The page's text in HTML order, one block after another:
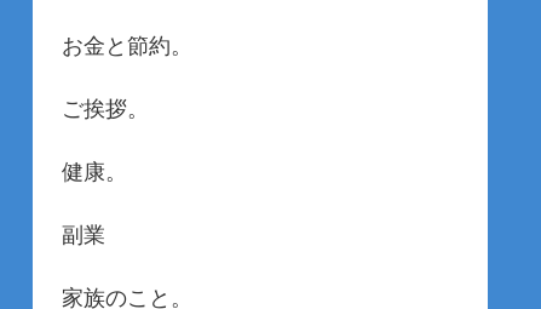
お金と節約。
ご挨拶。
健康。
副業
家族のこと。